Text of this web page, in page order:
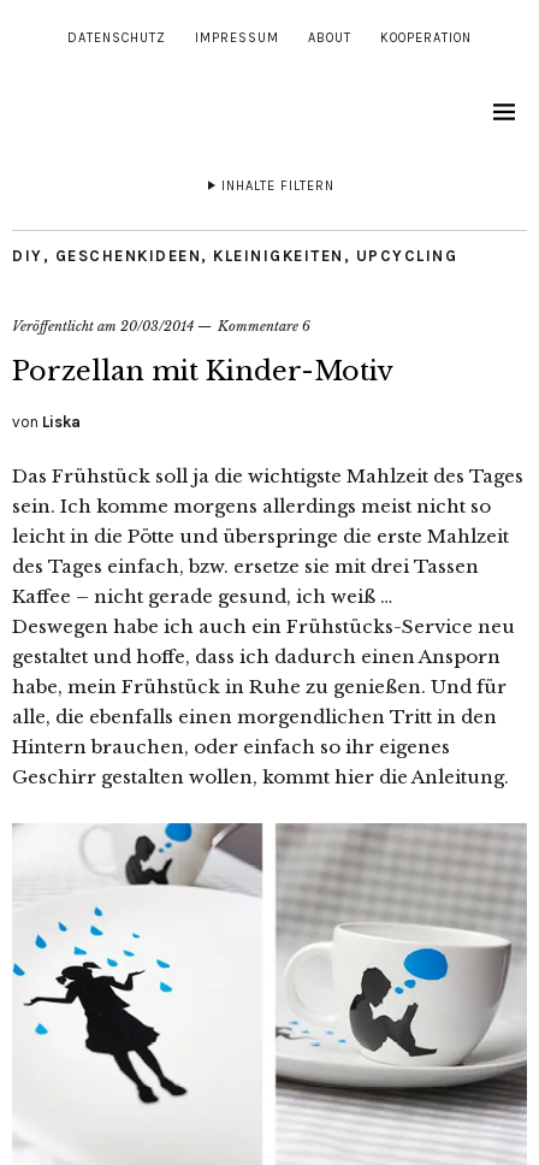
DATENSCHUTZ IMPRESSUM ABOUT KOOPERATION
INHALTE FILTERN
DIY , GESCHENKIDEEN , KLEINIGKEITEN , UPCYCLING
Veröffentlicht am 20/03/2014 Kommentare 6
Porzellan mit Kinder-Motiv
von Liska
Das Frühstück soll ja die wichtigste Mahlzeit des Tages
sein. Ich komme morgens allerdings meist nicht so
leicht in die Pötte und überspringe die erste Mahlzeit
des Tages einfach, bzw. ersetze sie mit drei Tassen
Kaffee – nicht gerade gesund, ich weiß …
Deswegen habe ich auch ein Frühstücks-Service neu
gestaltet und hoffe, dass ich dadurch einen Ansporn
habe, mein Frühstück in Ruhe zu genießen. Und für
alle, die ebenfalls einen morgendlichen Tritt in den
Hintern brauchen, oder einfach so ihr eigenes
Geschirr gestalten wollen, kommt hier die Anleitung.